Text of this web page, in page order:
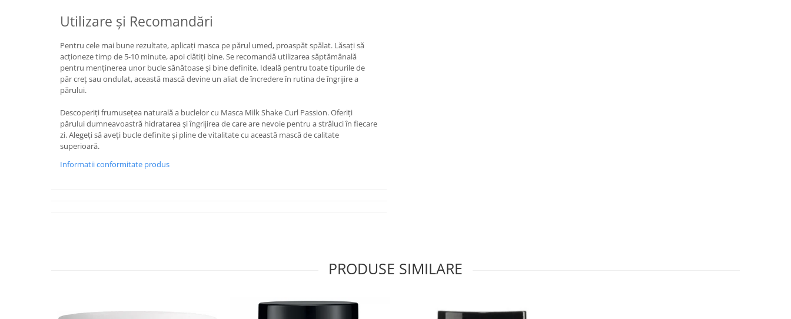
Utilizare și Recomandări
Pentru cele mai bune rezultate, aplicați masca pe părul umed, proaspăt spălat. Lăsați să
acționeze timp de 5-10 minute, apoi clătiți bine. Se recomandă utilizarea săptămânală
pentru menținerea unor bucle sănătoase și bine definite. Ideală pentru toate tipurile de
păr creț sau ondulat, această mască devine un aliat de încredere în rutina de îngrijire a
părului.
Descoperiți frumusețea naturală a buclelor cu Masca Milk Shake Curl Passion. Oferiți
părului dumneavoastră hidratarea și îngrijirea de care are nevoie pentru a străluci în fiecare
zi. Alegeți să aveți bucle definite și pline de vitalitate cu această mască de calitate
superioară.
Informatii conformitate produs
PRODUSE SIMILARE